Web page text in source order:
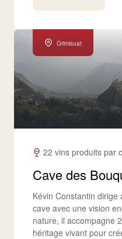
Grimisuat
22 vins produits par
Cave des
Kévin Constantin dirige
cave avec une vision
nature, il accompagne
héritage vivant pour